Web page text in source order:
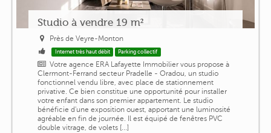
Studio à vendre 19 m²
Près de Veyre-Monton
Internet très haut débit Parking collectif
Votre agence ERA Lafayette Immobilier vous propose à
Clermont-Ferrand secteur Pradelle - Oradou, un studio
fonctionnel vendu libre, avec place de stationnement
privative. Ce bien constitue une opportunité pour installer
votre enfant dans son premier appartement. Le studio
bénéficie d'une exposition ouest, apportant une luminosité
agréable en fin de journée. Il est équipé de fenêtres PVC
double vitrage, de volets [...]